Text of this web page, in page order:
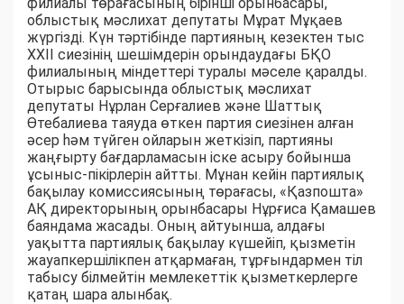
облыстық мәслихат депутаты Мұрат Мұқаев
жүргізді. Күн тәртібінде партияның кезектен тыс
XXII сиезінің шешімдерін орындаудағы БҚО
филиалының міндеттері туралы мәселе қаралды.
Отырыс барысында облыстық мәслихат
депутаты Нұрлан Серғалиев және Шаттық
Өтебалиева таяуда өткен партия сиезінен алған
әсер һәм түйген ойларын жеткізіп, партияны
жаңғырту бағдарламасын іске асыру бойынша
ұсыныс-пікірлерін айтты. Мұнан кейін партиялық
бақылау комиссиясының төрағасы, «Қазпошта»
АҚ директорының орынбасары Нұрғиса Қамашев
баяндама жасады. Оның айтуынша, алдағы
уақытта партиялық бақылау күшейіп, қызметін
жауапкершілікпен атқармаған, тұрғындармен тіл
табысу білмейтін мемлекеттік қызметкерлерге
қатаң шара алынбақ.